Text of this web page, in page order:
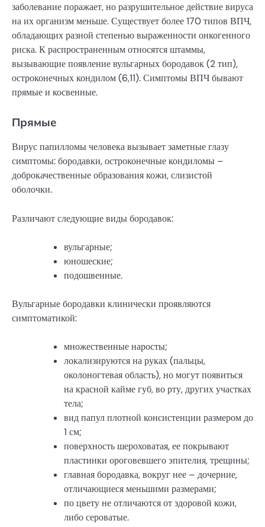
заболевание поражает, но разрушительное действие вируса
на их организм меньше. Существует более 170 типов ВПЧ,
обладающих разной степенью выраженности онкогенного
риска. К распространенным относятся штаммы,
вызывающие появление вульгарных бородавок (2 тип),
остроконечных кондилом (6,11). Симптомы ВПЧ бывают
прямые и косвенные.
Прямые
Вирус папилломы человека вызывает заметные глазу
симптомы: бородавки, остроконечные кондиломы –
доброкачественные образования кожи, слизистой
оболочки.
Различают следующие виды бородавок:
вульгарные;
юношеские;
подошвенные.
Вульгарные бородавки клинически проявляются
симптоматикой:
множественные наросты;
локализируются на руках (пальцы,
околоногтевая область), но могут появиться
на красной кайме губ, во рту, других участках
тела;
вид папул плотной консистенции размером до
1 см;
поверхность шероховатая, ее покрывают
пластинки ороговевшего эпителия, трещины;
главная бородавка, вокруг нее – дочерние,
отличающиеся меньшими размерами;
по цвету не отличаются от здоровой кожи,
либо сероватые.